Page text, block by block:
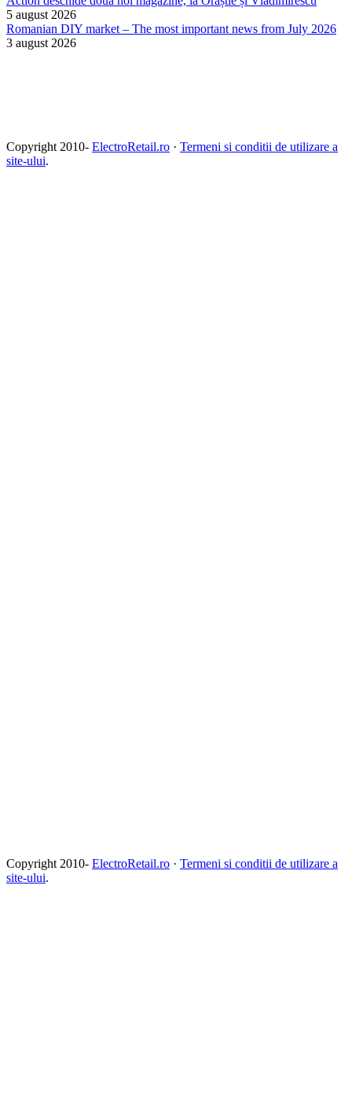
5 august 2026
Romanian DIY market – The most important news from July 2026
3 august 2026
Copyright 2010- ElectroRetail.ro · Termeni si conditii de utilizare a
site-ului.
Copyright 2010- ElectroRetail.ro · Termeni si conditii de utilizare a
site-ului.